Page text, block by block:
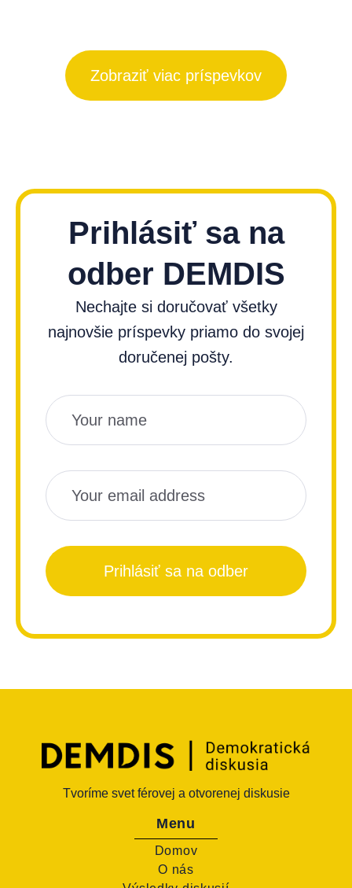
Zobraziť viac príspevkov
Prihlásiť sa na
odber DEMDIS
Nechajte si doručovať všetky
najnovšie príspevky priamo do svojej
doručenej pošty.
Názov
Email
Prihlásiť sa na odber
Tvoríme svet férovej a otvorenej diskusie
Menu
Domov
O nás